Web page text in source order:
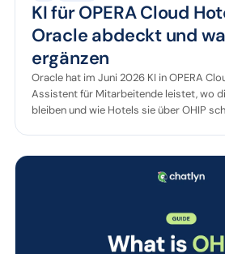
KI für OPERA Cloud
Oracle abdeckt und
ergänzen
Oracle hat im Juni 2026 KI in OPERA
Assistent für Mitarbeitende leistet, wo
bleiben und wie Hotels sie über OHIP